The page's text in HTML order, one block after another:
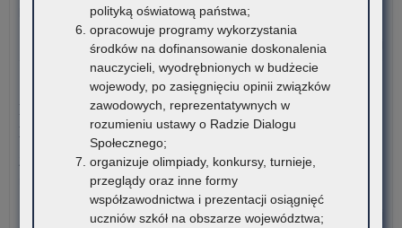
pierwszy klas…
Czytaj więcej
6 sierpnia 2026
Konkurs stypendialny dla romskich uczniów szkół
ponadpodstawowych oraz studentów romskich
Związek Romów Polskich ogłasza konkurs stypendialny dla
romskich uczniów szkół…
Czytaj więcej
polityką oświatową państwa;
opracowuje programy wykorzystania
środków na dofinansowanie doskonalenia
nauczycieli, wyodrębnionych w budżecie
wojewody, po zasięgnięciu opinii związków
zawodowych, reprezentatywnych w
rozumieniu ustawy o Radzie Dialogu
Społecznego;
organizuje olimpiady, konkursy, turnieje,
przeglądy oraz inne formy
współzawodnictwa i prezentacji osiągnięć
uczniów szkół na obszarze województwa;